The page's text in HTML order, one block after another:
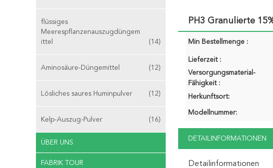
flüssiges
Meerespflanzenauszugdüngem
ittel
(14)
Aminosäure-Düngemittel (12)
Lösliches saures Huminpulver (12)
Kelp-Auszug-Pulver (16)
ÜBER UNS
FABRIK TOUR
PH3 Granulierte
Min Bestellmenge :
Lieferzeit :
Versorgungsmaterial-
Fähigkeit :
Herkunftsort:
Modellnummer:
DETAILINFORMATIONEN
Detailinformationen